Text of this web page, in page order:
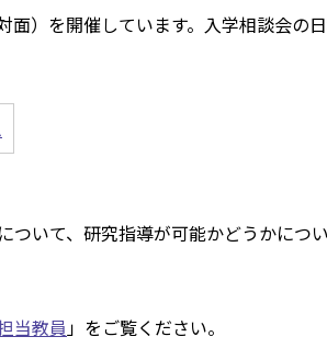
）を開催しています。入学相談会の
いて、研究指導が可能かどうかにつ
当教員」をご覧ください。